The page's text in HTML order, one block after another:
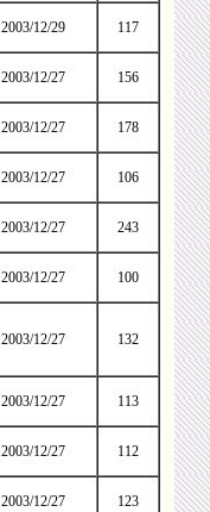
2003/12/29 117
2003/12/27 156
2003/12/27 178
2003/12/27 106
2003/12/27 243
2003/12/27 100
2003/12/27 132
2003/12/27 113
2003/12/27 112
2003/12/27 123